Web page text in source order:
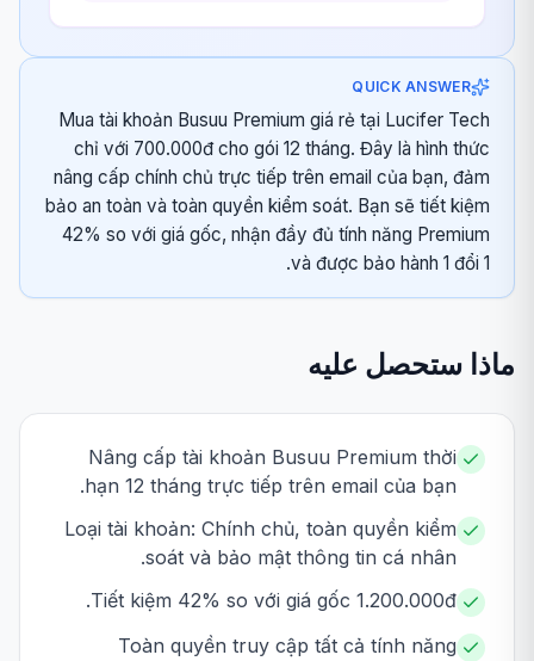
QUICK ANSWER
Mua tài khoản Busuu Premium giá rẻ tại Lucifer Tech
chỉ với 700.000đ cho gói 12 tháng. Đây là hình thức
nâng cấp chính chủ trực tiếp trên email của bạn, đảm
bảo an toàn và toàn quyền kiểm soát. Bạn sẽ tiết kiệm
42% so với giá gốc, nhận đầy đủ tính năng Premium
và được bảo hành 1 đổi 1.
ماذا ستحصل عليه
Nâng cấp tài khoản Busuu Premium thời
hạn 12 tháng trực tiếp trên email của bạn.
Loại tài khoản: Chính chủ, toàn quyền kiểm
soát và bảo mật thông tin cá nhân.
Tiết kiệm 42% so với giá gốc 1.200.000đ.
Toàn quyền truy cập tất cả tính năng